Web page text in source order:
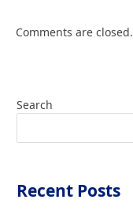
Comments are closed.
Search
Recent Posts